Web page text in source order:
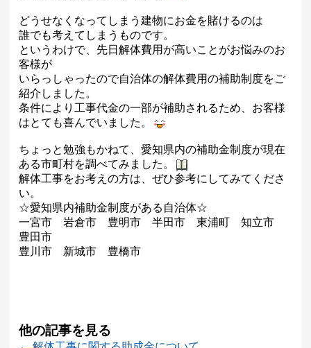
どうせなくなってしまう建物にお金を賭けるのは
誰でも考えてしまうものです。
というわけで、先日解体費用が高いことがお悩みのお
客様が
いらっしゃったので自治体の解体費用の補助制度をご
紹介しました。
条件により工事代金の一部が補助されるため、お客様
はとても喜んでいました。
ちょっと勉強もかねて、愛知県内の補助金制度が現在
ある市町村を調べてみました。
解体工事をお考えの方は、ぜひ参考にしてみてくださ
い。
☆愛知県内補助金制度がある自治体☆
一宮市 岩倉市 豊明市 半田市 東浦町 知立市
豊田市
豊川市 新城市 豊橋市
他の記事を見る